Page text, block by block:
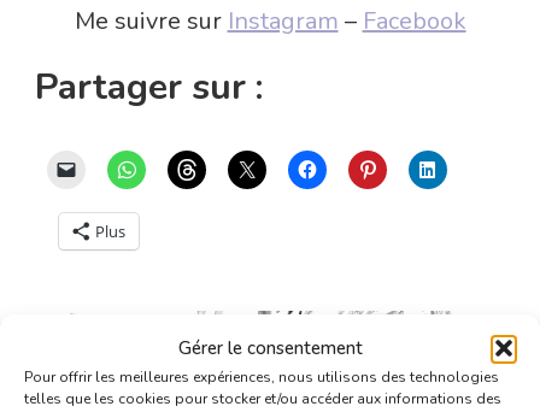
Gérer le consentement
Pour offrir les meilleures expériences, nous utilisons des technologies
telles que les cookies pour stocker et/ou accéder aux informations des
Me suivre sur Instagram – Facebook
Partager sur :
Plus